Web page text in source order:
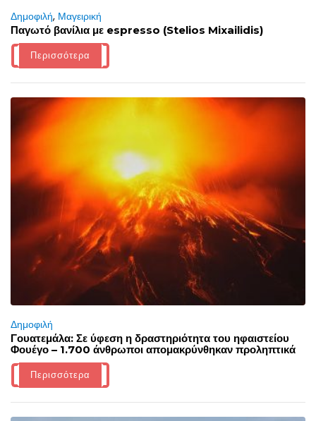
Δημοφιλή, Μαγειρική
Παγωτό βανίλια με espresso (Stelios Mixailidis)
Περισσότερα
Δημοφιλή
Γουατεμάλα: Σε ύφεση η δραστηριότητα του ηφαιστείου
Φουέγο – 1.700 άνθρωποι απομακρύνθηκαν προληπτικά
Περισσότερα